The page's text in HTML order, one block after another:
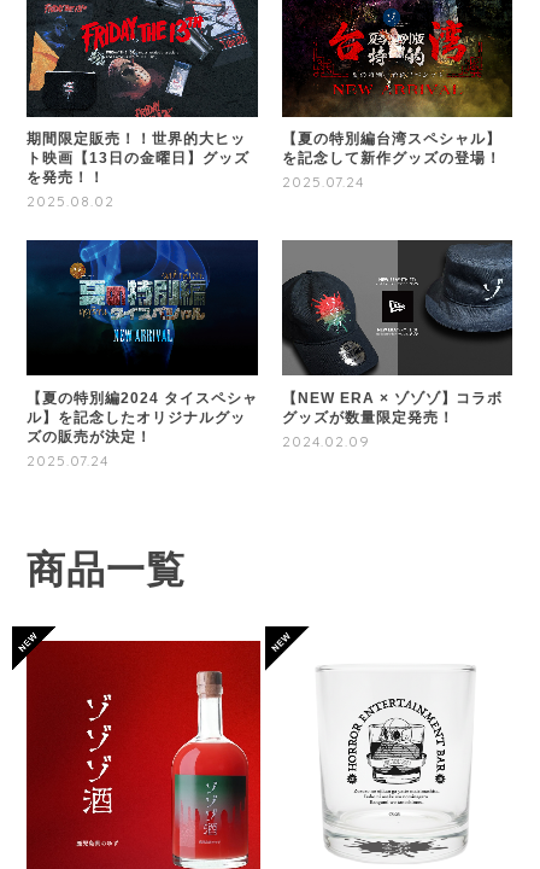
期間限定販売！！世界的大ヒッ
ト映画【13日の金曜日】グッズ
を発売！！
2025.08.02
【夏の特別編台湾スペシャル】
を記念して新作グッズの登場！
2025.07.24
【夏の特別編2024 タイスペシャ
ル】を記念したオリジナルグッ
ズの販売が決定！
2025.07.24
【NEW ERA × ゾゾゾ】コラボ
グッズが数量限定発売！
2024.02.09
商品一覧